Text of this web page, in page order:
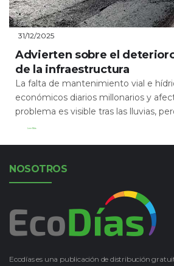
31/12/2025
Advierten sobre el
de la infraestructura
La falta de mantenimiento vial e
económicos diarios millonarios y
problema es visible tras las lluvias,
Leer Más
NOSOTROS
Ecodías es una publicación de distribución